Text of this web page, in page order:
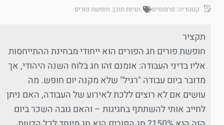
קטגוריה:פרסומים תגיות תוכן: חופשת פורים
תקציר
חופשת פורים חג הפורים הוא ייחודי מבחינת ההתייחסות
אליו בדיני העבודה: אומנם זהו חג בלוח השנה היהודי, אך
מדובר ביום עבודה "רגיל" שלא מקנה יום חופש. מה
עושים אם לא רוצים ללכת לאירוע של העבודה, האם ניתן
לחייב אותי להשתתף בחגיגות – והאם גובה השכר ביום